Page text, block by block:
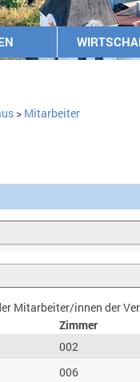
> Mitarbeiter
Mitarbeiter/innen der
Zimmer
002
006